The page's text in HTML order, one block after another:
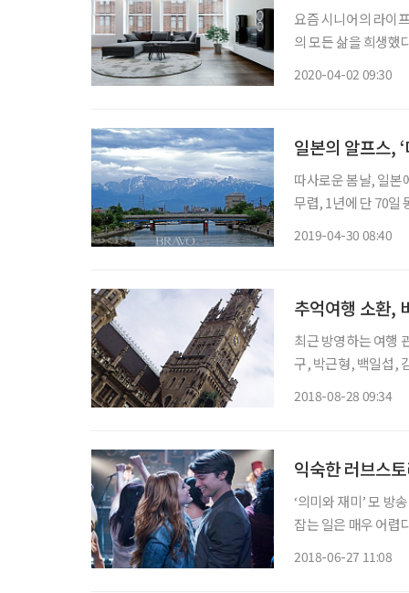
요즘 시니어의 라이
의 모든 삶을 희생했
2020-04-02 09:30
일본의 알프스,
따사로운 봄날, 일본
무렵, 1년에 단 70일
2019-04-30 08:40
추억여행 소환,
최근 방영하는 여행
구, 박근형, 백일섭,
2018-08-28 09:34
익숙한 러브스
‘의미와 재미’ 모 방
잡는 일은 매우 어렵
2018-06-27 11:08